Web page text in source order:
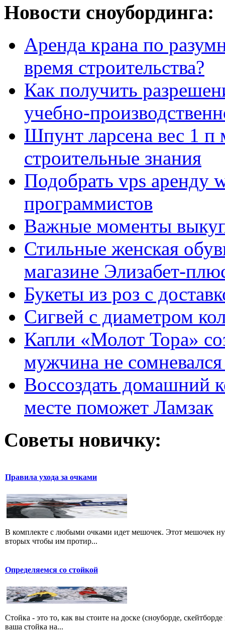
Новости сноубординга:
Аренда крана по
время строительства?
Как получить
учебно-
Шпунт ларсена вес 1 п
строительные знания
Подобрать vps аренду
программистов
Важные моменты
Стильные женская
магазине Элизабет-
Букеты из роз с
Сигвей с диаметром
Капли «Молот Тора»
мужчина не
Воссоздать домашний
месте поможет Ламзак
Советы новичку:
Правила ухода за очками
В комплекте с любыми очками идет мешочек. Этот мешочек
вторых чтобы им протир...
Определяемся со стойкой
Стойка - это то, как вы стоите на доске (сноуборде,
ваша стойка на...